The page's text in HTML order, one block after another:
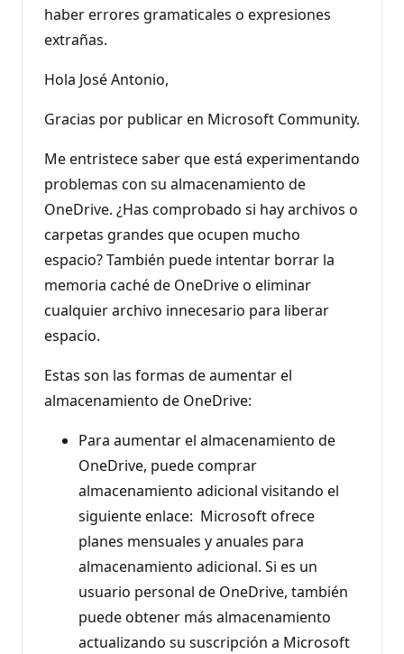
haber errores gramaticales o expresiones
extrañas.
Hola José Antonio,
Gracias por publicar en Microsoft Community.
Me entristece saber que está experimentando
problemas con su almacenamiento de
OneDrive. ¿Has comprobado si hay archivos o
carpetas grandes que ocupen mucho
espacio? También puede intentar borrar la
memoria caché de OneDrive o eliminar
cualquier archivo innecesario para liberar
espacio.
Estas son las formas de aumentar el
almacenamiento de OneDrive:
Para aumentar el almacenamiento de
OneDrive, puede comprar
almacenamiento adicional visitando el
siguiente enlace: Microsoft ofrece
planes mensuales y anuales para
almacenamiento adicional. Si es un
usuario personal de OneDrive, también
puede obtener más almacenamiento
actualizando su suscripción a Microsoft